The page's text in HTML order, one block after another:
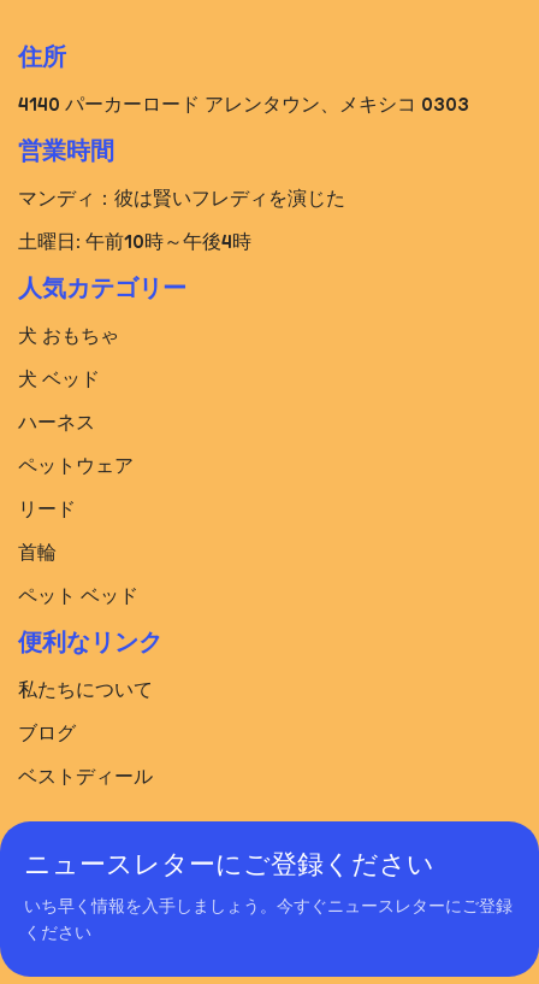
住所
4140 パーカーロード アレンタウン、メキシコ 0303
営業時間
マンディ：彼は賢いフレディを演じた
土曜日: 午前10時～午後4時
人気カテゴリー
犬 おもちゃ
犬 ベッド​
ハーネス
ペットウェア
リード
首輪
ペット ベッド
便利なリンク
私たちについて
ブログ
ベストディール
ニュースレターにご登録ください
いち早く情報を入手しましょう。今すぐニュースレターにご登録
ください